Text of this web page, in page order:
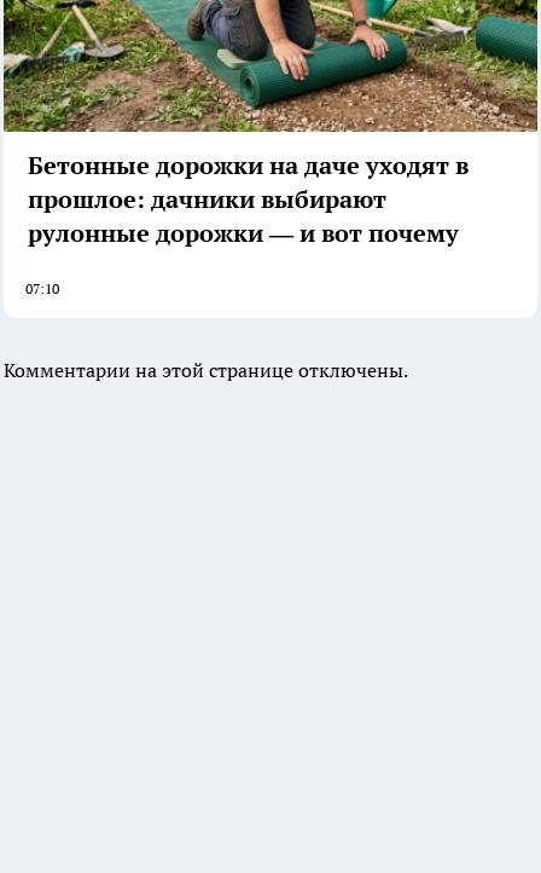
Бетонные дорожки на даче уходят в
прошлое: дачники выбирают
рулонные дорожки — и вот почему
07:10
Комментарии на этой странице отключены.